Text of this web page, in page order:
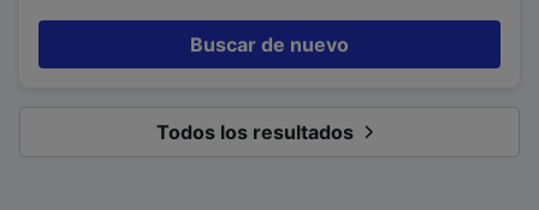
Buscar de nuevo
Todos los resultados